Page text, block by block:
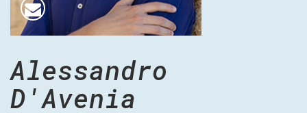
Alessandro
D'Avenia